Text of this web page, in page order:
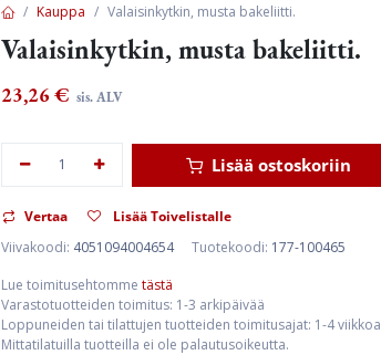
Kauppa Valaisinkytkin, musta bakeliitti.
Valaisinkytkin, musta bakeliitti.
23,26€ sis. ALV
Lisää ostoskoriin
Vertaa
Lisää Toivelistalle
Viivakoodi: 4051094004654 Tuotekoodi: 177-100465
Lue toimitusehtomme tästä
Varastotuotteiden toimitus: 1-3 arkipäivää
Loppuneiden tai tilattujen tuotteiden toimitusajat: 1-4 viikkoa
Mittatilatuilla tuotteilla ei ole palautusoikeutta.